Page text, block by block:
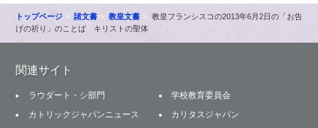
トップページ 諸文書 教皇文書
教皇フランシスコの2013年6月2日の「お告
げの祈り」のことば キリストの聖体
関連サイト
ラウダート・シ部門
学校教育委員会
カトリックジャパンニュース
カリタスジャパン